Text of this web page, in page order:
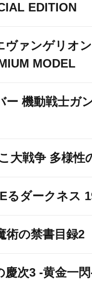
EDITION
ヴァンゲリオ
MODEL
ー 機動戦士ガ
大戦争 多様性
るダークネス
術の禁書目録2
慶次3 -黄金一